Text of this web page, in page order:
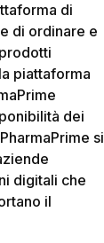
di
di ordinare e
piattaforma
dei
si
digitali che
il